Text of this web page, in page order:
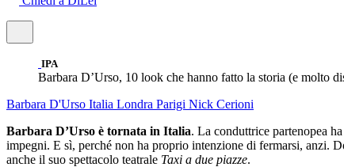
IPA
Barbara D’Urso, 10 look che hanno fatto la storia (e molto
Barbara D'Urso Italia Londra Parigi Nick Cerioni
Barbara D’Urso è tornata in Italia. La conduttrice partenopea
impegni. E sì, perché non ha proprio intenzione di fermarsi, anzi.
anche il suo spettacolo teatrale Taxi a due piazze.